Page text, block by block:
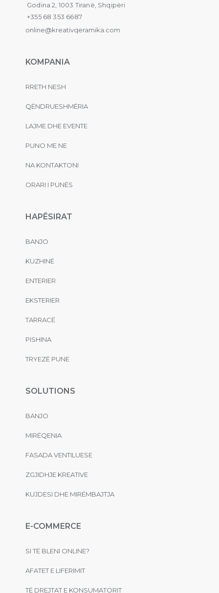
Godina 2, 1003 Tiranë, Shqipëri
+355 68 353 6687
online@kreativqeramika.com
KOMPANIA
RRETH NESH
QËNDRUESHMËRIA
LAJME DHE EVENTE
PUNO ME NE
NA KONTAKTONI
ORARI I PUNËS
HAPËSIRAT
BANJO
KUZHINË
ENTERIER
EKSTERIER
TARRACË
PISHINA
TRYEZË PUNE
SOLUTIONS
BANJO
MIRËQENIA
FASADA VENTILUESE
ZGJIDHJE KREATIVE
KUJDESI DHE MIRËMBAJTJA
E-COMMERCE
SI TË BLENI ONLINE?
AFATET E LIFERIMIT
TË DREJTAT E KONSUMATORIT